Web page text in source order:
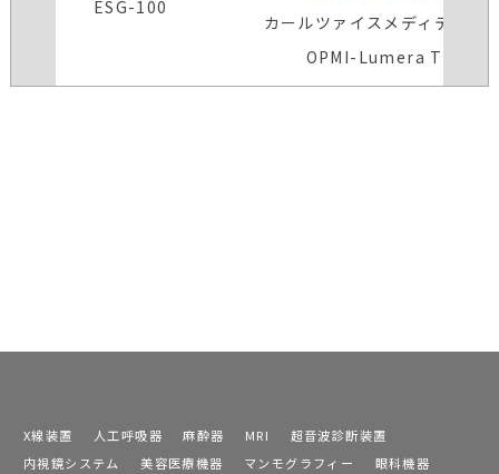
ESG-100
カールツァイスメディテック
OPMI-Lumera T
X線装置 人工呼吸器 麻酔器 MRI
超音波診断装置
内視鏡システム
美容医療機器 マンモグラフィー
眼科機器